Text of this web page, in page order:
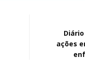
ações